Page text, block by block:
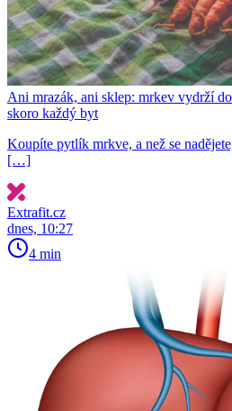
Ani mrazák, ani sklep: mrkev vydrží
skoro každý byt
Koupíte pytlík mrkve, a než se
[…]
Extrafit.cz
dnes, 10:27
4 min